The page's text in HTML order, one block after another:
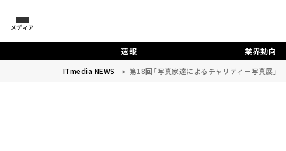
メディア
速報 業界動向
ITmedia NEWS 第18回「写真家達によるチャリティー写真展」